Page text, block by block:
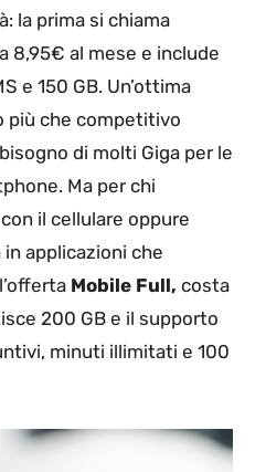
la prima si chiama
8,95€ al mese e include
e 150 GB. Un’ottima
più che competitivo
di molti Giga per le
Ma per chi
il cellulare oppure
applicazioni che
Mobile Full, costa
200 GB e il supporto
minuti illimitati e 100